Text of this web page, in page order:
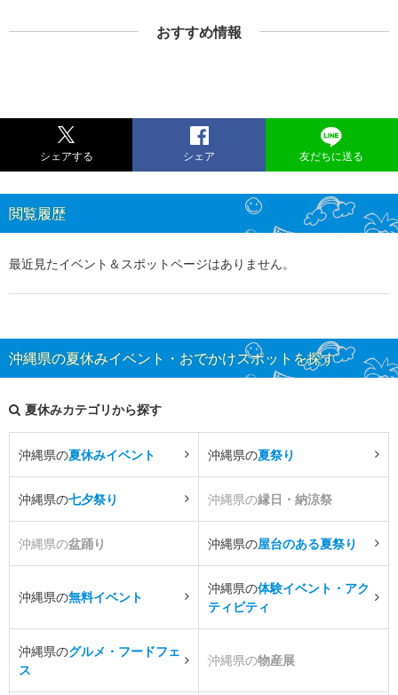
おすすめ情報
シェアする シェア 友だちに送る
閲覧履歴
最近見たイベント＆スポットページはありません。
沖縄県の夏休みイベント・おでかけスポットを探す
夏休みカテゴリから探す
沖縄県の夏休みイベント 沖縄県の夏祭り
沖縄県の七夕祭り 沖縄県の縁日・納涼祭
沖縄県の盆踊り 沖縄県の屋台のある夏祭り
沖縄県の無料イベント
沖縄県の体験イベント・アク
ティビティ
沖縄県のグルメ・フードフェ
ス
沖縄県の物産展